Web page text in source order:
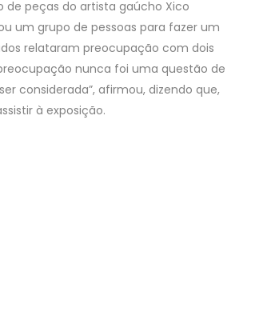
de peças do artista gaúcho Xico
um grupo de pessoas para fazer um
relataram preocupação com dois
nunca foi uma questão de
considerada”, afirmou, dizendo que,
à exposição.